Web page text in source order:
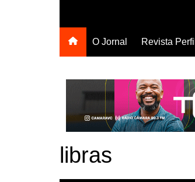
O Jornal Revista Perfil
libras